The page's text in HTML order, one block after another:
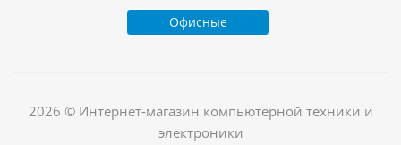
Офисные
2026 © Интернет-магазин компьютерной техники и
электроники